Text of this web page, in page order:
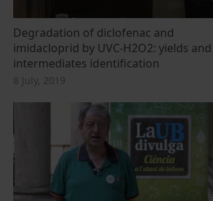
Degradation of diclofenac and
imidacloprid by UVC-H2O2: yields and
intermediates identification
8 July, 2019